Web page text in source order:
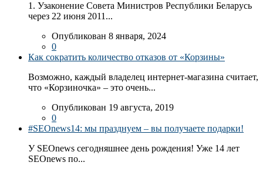
1. Узаконение Совета Министров Республики Беларусь
через 22 июня 2011...
Опубликован 8 января, 2024
0
Как сократить количество отказов от «Корзины»
Возможно, каждый владелец интернет-магазина считает,
что «Корзиночка» – это очень...
Опубликован 19 августа, 2019
0
#SEOnews14: мы празднуем – вы получаете подарки!
У SEOnews сегодняшнее день рождения! Уже 14 лет
SEOnews по...